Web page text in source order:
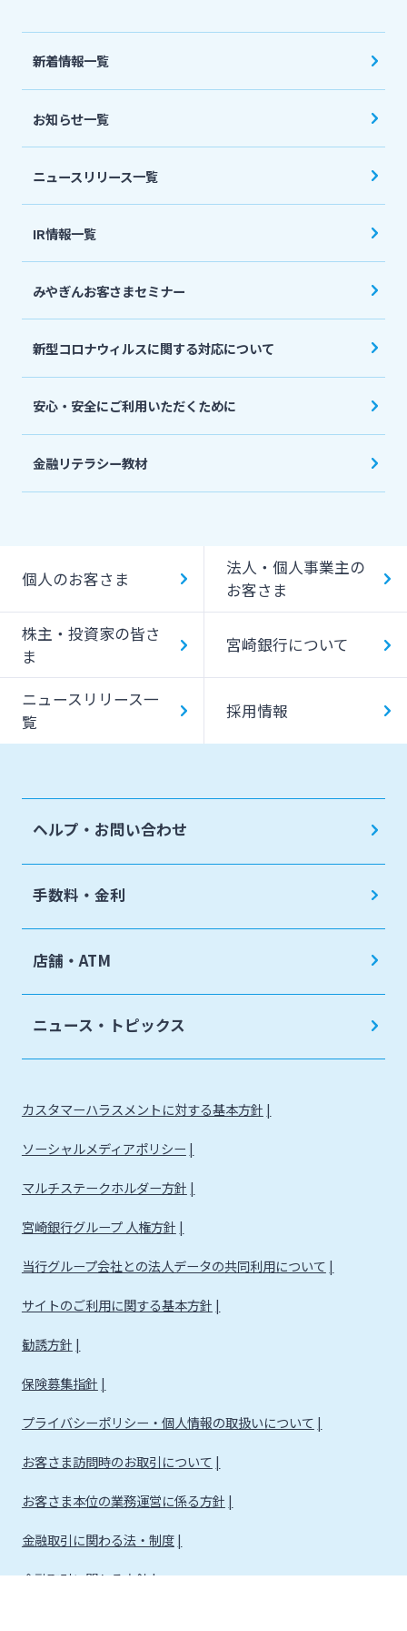
株主・投資家の皆さま
ニュースリリース一覧
採用情報
新着情報一覧
お知らせ一覧
ニュースリリース一覧
IR情報一覧
みやぎんお客さまセミナー
新型コロナウィルスに関する対応について
安心・安全にご利用いただくために
金融リテラシー教材
個人のお客さま
法人・個人事業主の
お客さま
株主・投資家の皆さ
ま
宮崎銀行について
ニュースリリース一
覧
採用情報
ヘルプ・お問い合わせ
手数料・金利
店舗・ATM
ニュース・トピックス
カスタマーハラスメントに対する基本方針
ソーシャルメディアポリシー
マルチステークホルダー方針
宮崎銀行グループ 人権方針
当行グループ会社との法人データの共同利用について
サイトのご利用に関する基本方針
勧誘方針
保険募集指針
プライバシーポリシー・個人情報の取扱いについて
お客さま訪問時のお取引について
お客さま本位の業務運営に係る方針
金融取引に関わる法・制度
金融取引に関わる方針